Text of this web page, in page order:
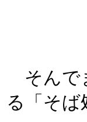
そんで
る「そ